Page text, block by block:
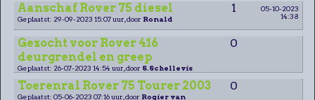
Aanschaf Rover 75 diesel 1
05-10-2023
14:38
Geplaatst: 29-09-2023 15:07 uur, door Ronald
Gezocht voor Rover 416
deurgrendel en greep
0
Geplaatst: 26-07-2023 14:54 uur, door S.Schellevis
Toerenral Rover 75 Tourer 2003 0
Geplaatst: 05-06-2023 07:16 uur, door Rogier van